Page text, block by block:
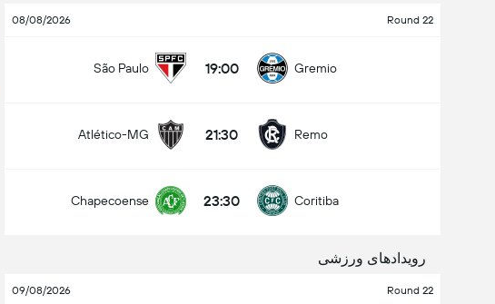
Round 22
08/08/2026
Gremio
19:00
São Paulo
Remo
21:30
Atlético-MG
Coritiba
23:30
Chapecoense
رویدادهای ورزشی
Round 22
09/08/2026